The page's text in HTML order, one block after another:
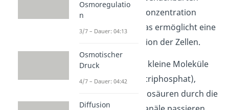
Zellen in gleicher Konzentration
vorhanden sind. Das ermöglicht eine
koordinierte Reaktion der Zellen.
Außerdem können kleine Moleküle
wieATP(Adenosintriphosphat),
Glucose oder Aminosäuren durch die
Osmoregulatio
n
3/7 – Dauer: 04:13
Osmotischer
Druck
4/7 – Dauer: 04:42
Diffusion